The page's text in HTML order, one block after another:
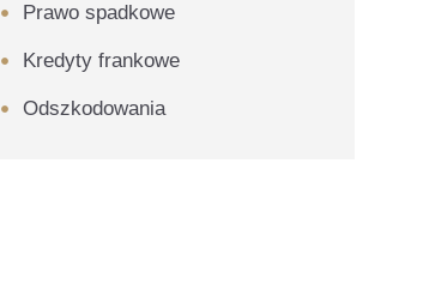
Prawo spadkowe
Kredyty frankowe
Odszkodowania